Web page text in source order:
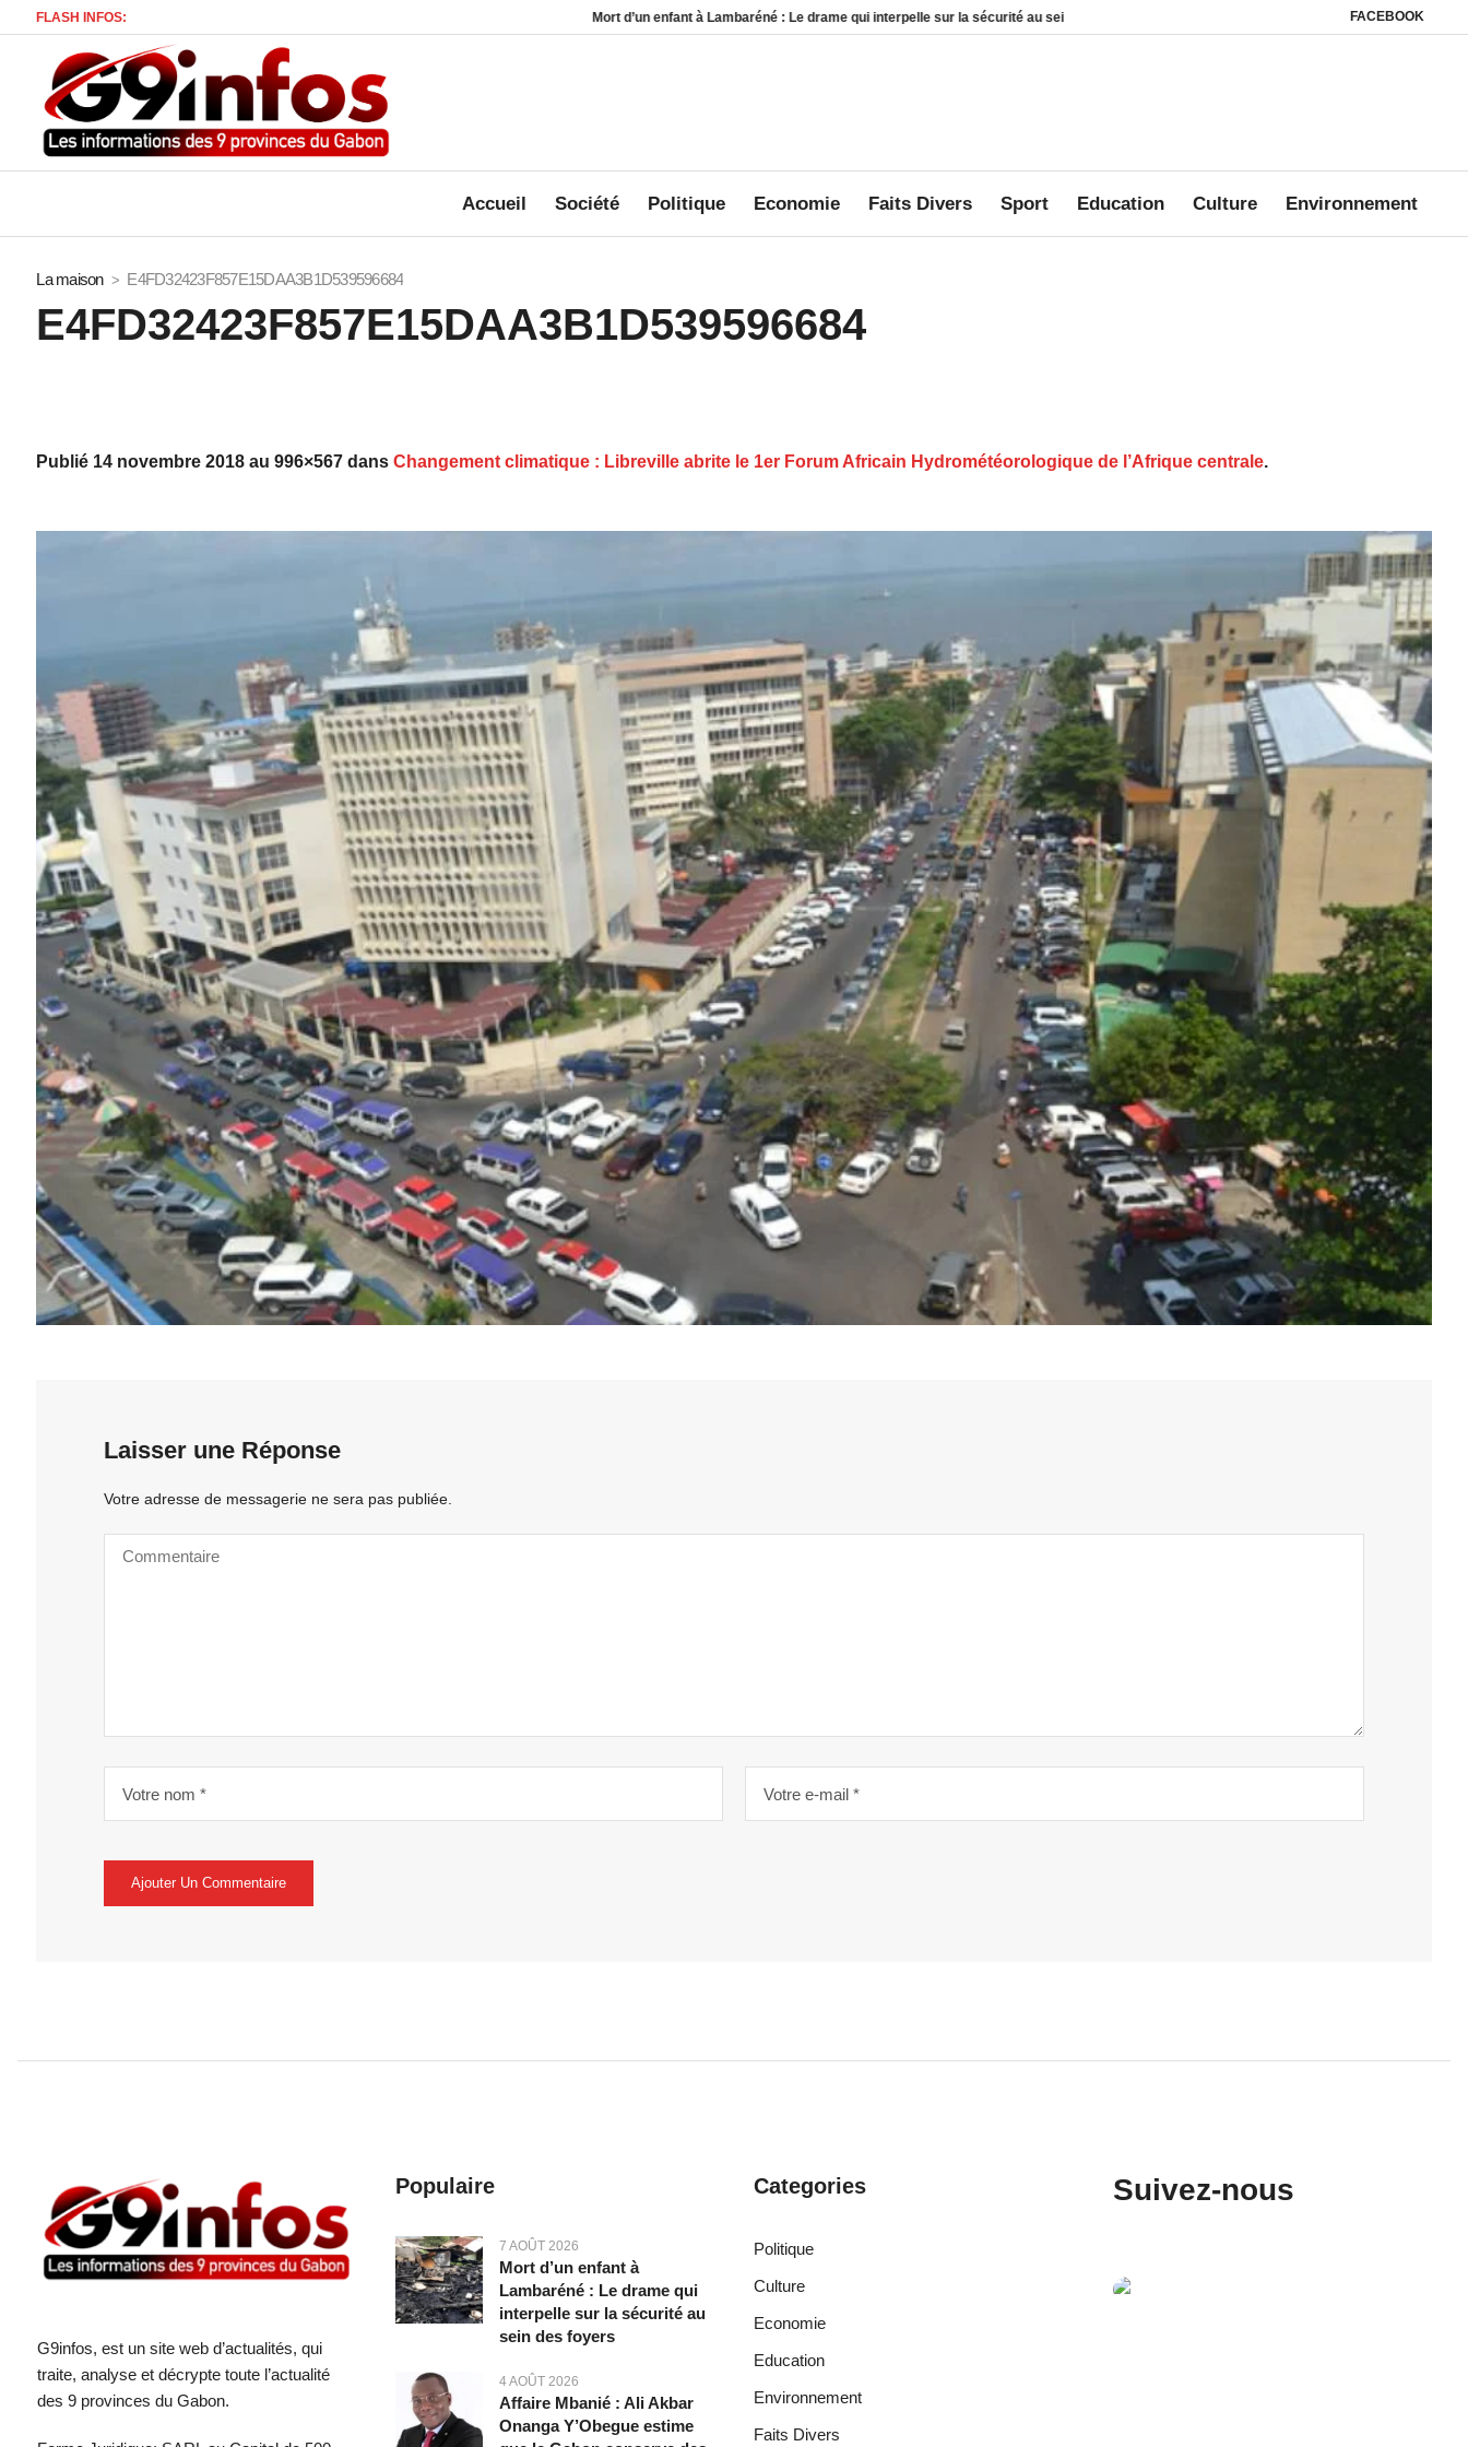
FACEBOOK
FLASH INFOS: Mort d’un enfant à Lambaréné : Le drame qui interpelle sur la sécurité au sein des foyers Affaire Mbanié : Ali Akbar Onanga Y’Obegue estime que le
Accueil Société Politique Economie Faits Divers Sport Education Culture Environnement
La maison E4FD32423F857E15DAA3B1D539596684
E4FD32423F857E15DAA3B1D539596684
Publié 14 novembre 2018 au 996×567 dansChangement climatique : Libreville abrite le 1er Forum Africain Hydrométéorologique de l’Afrique centrale.
Laisser une Réponse
Votre adresse de messagerie ne sera pas publiée.
G9infos, est un site web d’actualités, qui
traite, analyse et décrypte toute l’actualité
des 9 provinces du Gabon.
Populaire
7 AOÛT 2026
Mort d’un enfant à
Lambaréné : Le drame qui
interpelle sur la sécurité au
sein des foyers
4 AOÛT 2026
Affaire Mbanié : Ali Akbar
Onanga Y’Obegue estime
Categories
Politique
Culture
Economie
Education
Environnement
Faits Divers
Suivez-nous